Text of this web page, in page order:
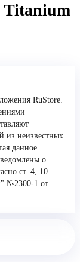
Titanium
RuStore.
из неизвестных
данное
о
ст. 4, 10
№2300-1 от